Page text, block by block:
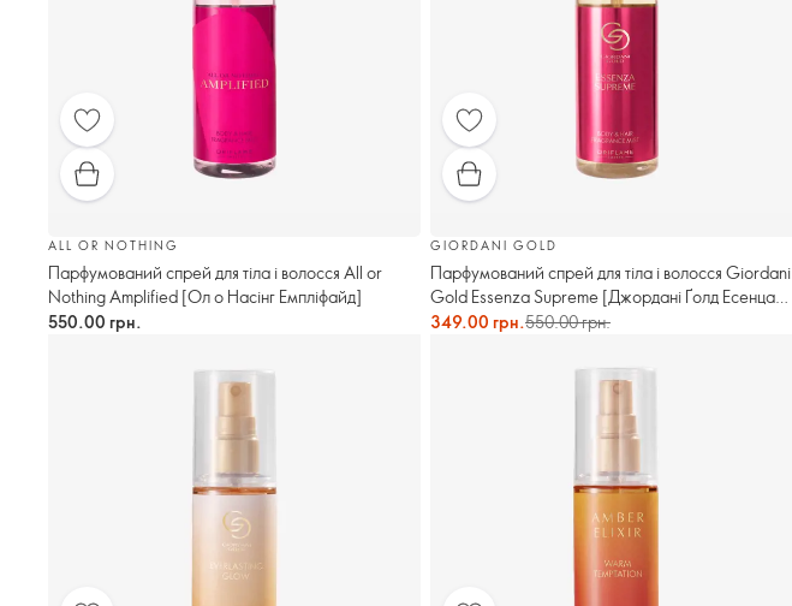
ALL OR NOTHING
Парфумований спрей для тіла і волосся All or
Nothing Amplified [Ол о Насінг Емпліфайд]
550.00 грн.
GIORDANI GOLD
Парфумований спрей для тіла і волосся Giordani
Gold Essenza Supreme [Джордані Ґолд Есенца
Супрім]
349.00 грн.550.00 грн.